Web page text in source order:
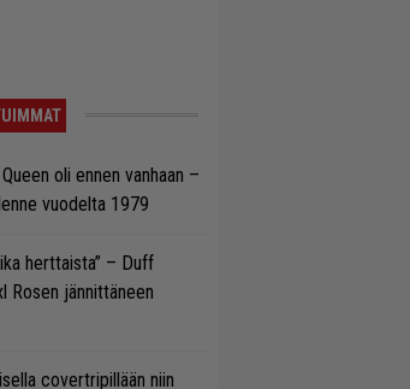
Queen oli ennen vanhaan –
vuodelta 1979
herttaista” – Duff
Rosen jännittäneen
covertripillään niin